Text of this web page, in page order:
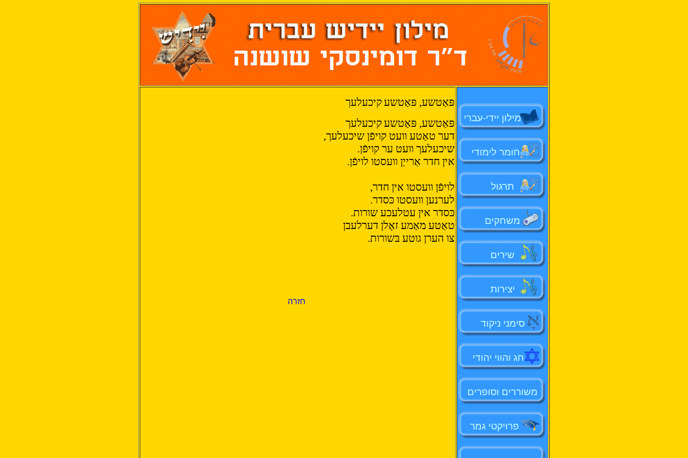
פּאַטשע, פּאַטשעקיכעלעך
פּאַטשע, פּאַטשעקיכעלעך
דער טאַטע וועט קויפֿן שיכעלעך,
שיכעלעך וועט ער קויפֿן.
אין חדר אַרייַן וועסטו לויפֿן.
לויפֿן וועסטו אין חדר,
לערנען וועסטו כּסדר.
כּסדר אין עטלעכע שורות.
טאַטע מאַמע זאָלן דערלעבן
צו הערן גוטע בּשורות.
חזרה
מילון יידי-עברי
חומר לימודי
תרגול
משחקים
שירים
יצירות
סימני ניקוד
חג והווי יהודי
משוררים וסופרים
פרויקטי גמר